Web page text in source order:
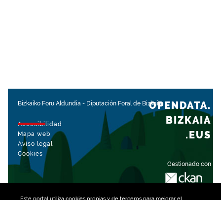
Bizkaiko Foru Aldundia - Diputación Foral de Bizkaia
Accesibilidad
Mapa web
Aviso legal
Cookies
Gestionado con
OPENDATA.
BIZKAIA
.EUS